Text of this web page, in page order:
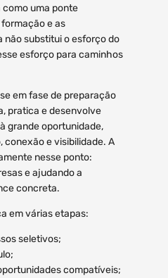
como uma ponte
e as
não substitui o esforço do
esforço para caminhos
em fase de preparação
pratica e desenvolve
grande oportunidade,
conexão e visibilidade. A
nesse ponto:
e ajudando a
concreta.
em várias etapas:
seletivos;
compatíveis;